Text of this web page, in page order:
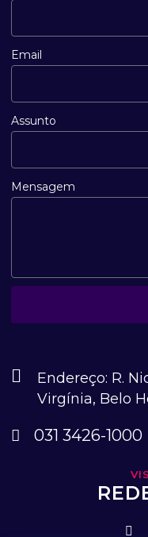
Email
Assunto
Mensagem
Endereço: R.
Virgínia, Belo
031 3426-1000